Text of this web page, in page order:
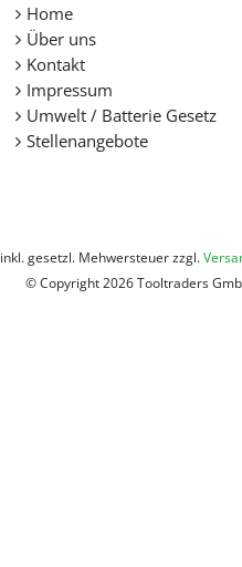
Home
Über uns
Kontakt
Impressum
Umwelt / Batterie Gesetz
Stellenangebote
gesetzl. Mehwersteuer zzgl.
© Copyright 2026 Tooltraders